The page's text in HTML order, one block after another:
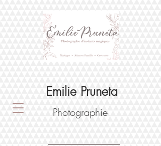
Emilie Pruneta
Photographie